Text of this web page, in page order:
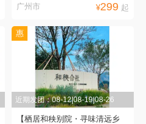
池”|探寻古村落
广州市 ¥299起
惠
近期发团：08-12|08-19|08-26
【栖居和秧别院・寻味清远乡